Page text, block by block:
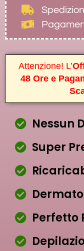
Attenzione! L’
48 Ore e
Nessun
Super
Perfetto